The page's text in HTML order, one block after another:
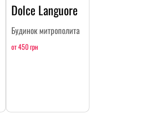
Dolce Languore
Будинок митрополита
от 450 грн